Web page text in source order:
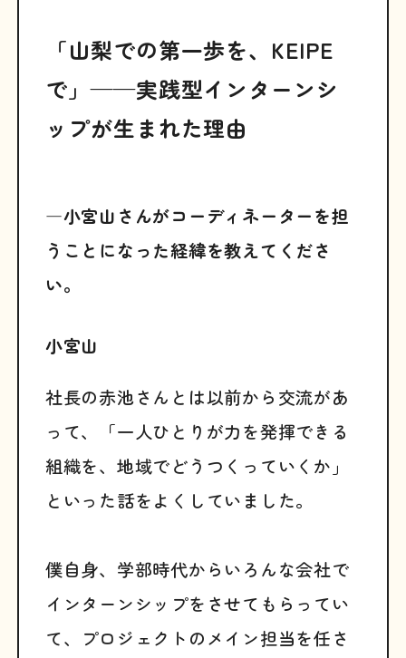
「山梨での第一歩を、KEIPE
で」——実践型インターンシ
ップが生まれた理由
―小宮山さんがコーディネーターを担
うことになった経緯を教えてくださ
い。
小宮山
社長の赤池さんとは以前から交流があ
って、「一人ひとりが力を発揮できる
組織を、地域でどうつくっていくか」
といった話をよくしていました。
僕自身、学部時代からいろんな会社で
インターンシップをさせてもらってい
て、プロジェクトのメイン担当を任さ